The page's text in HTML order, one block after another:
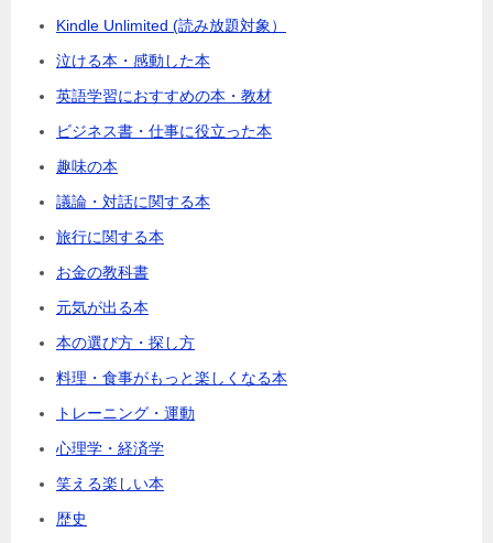
Kindle Unlimited (読み放題対象）
泣ける本・感動した本
英語学習におすすめの本・教材
ビジネス書・仕事に役立った本
趣味の本
議論・対話に関する本
旅行に関する本
お金の教科書
元気が出る本
本の選び方・探し方
料理・食事がもっと楽しくなる本
トレーニング・運動
心理学・経済学
笑える楽しい本
歴史